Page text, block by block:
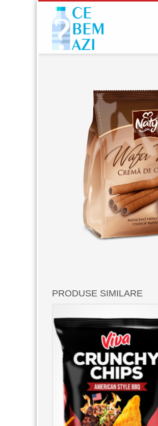
PRODUSE SIMILARE